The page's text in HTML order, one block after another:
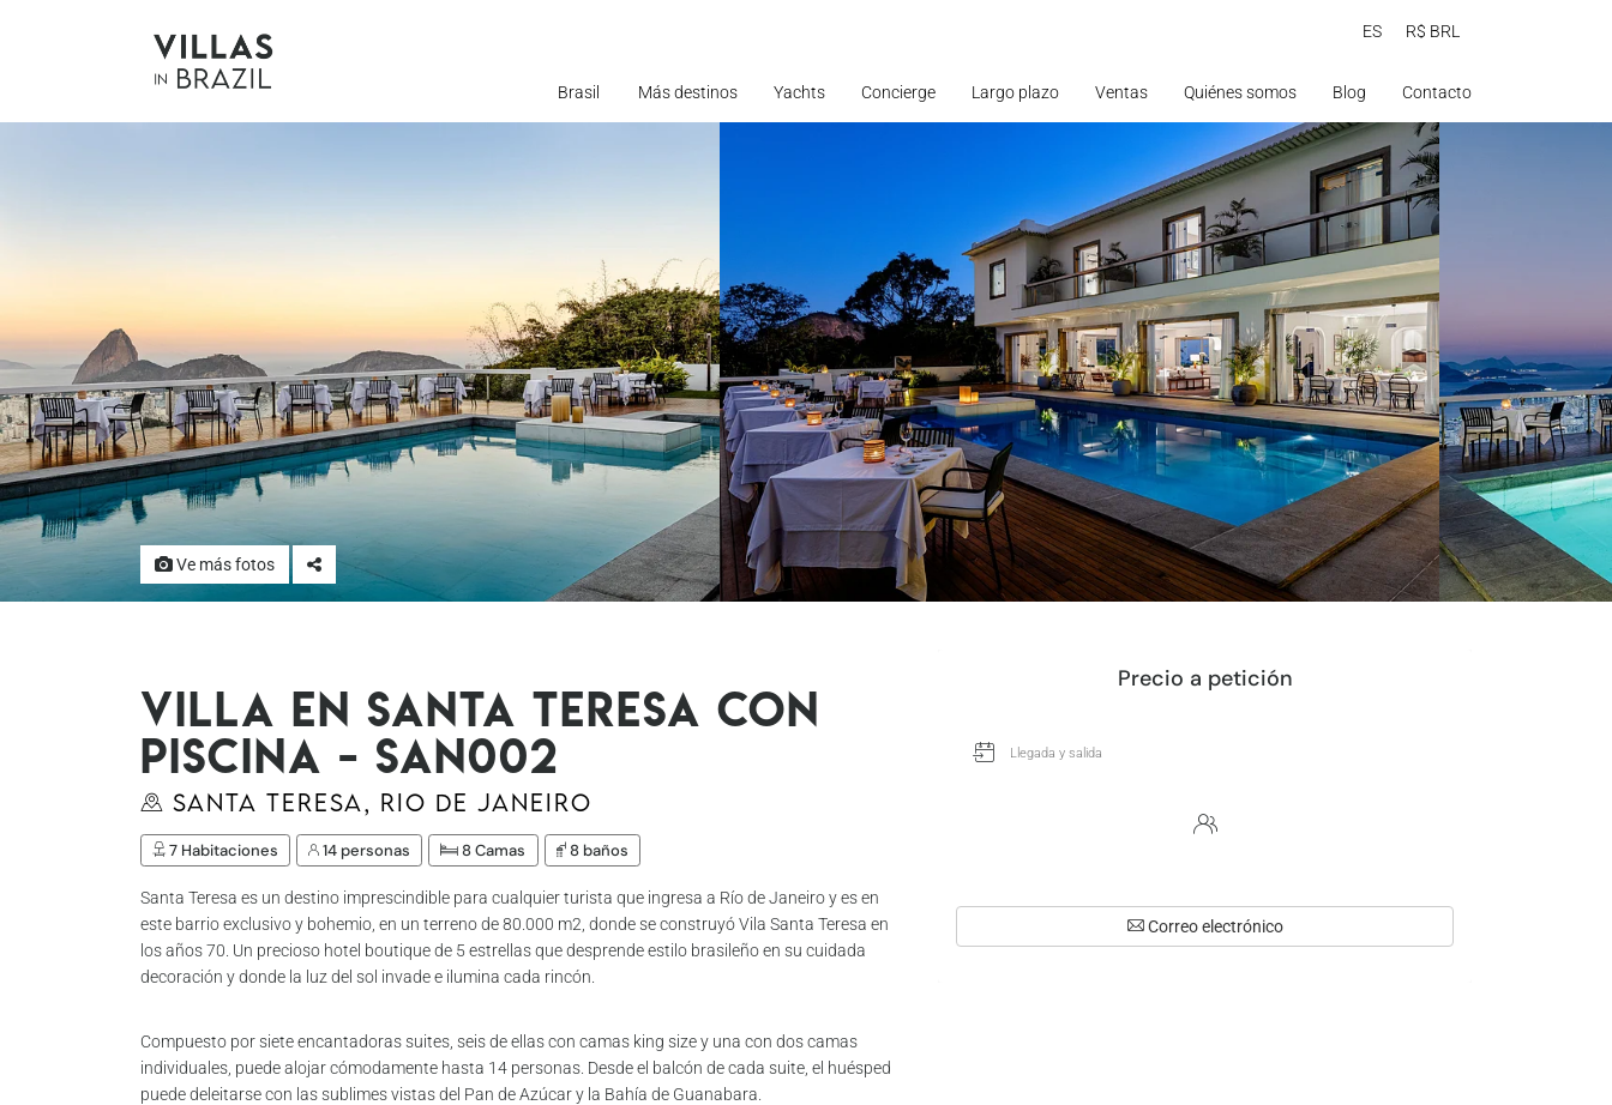
ES R$ BRL
Brasil Más destinos Yachts Concierge Largo plazo Ventas Quiénes somos Blog Contacto
Ve más fotos
Villa en Santa Teresa con
piscina - San002
Santa Teresa, Rio de Janeiro
7 Habitaciones 14 personas 8 Camas 8 baños
Santa Teresa es un destino imprescindible para cualquier turista que ingresa a Río de Janeiro y es en
este barrio exclusivo y bohemio, en un terreno de 80.000 m2, donde se construyó Vila Santa Teresa en
los años 70. Un precioso hotel boutique de 5 estrellas que desprende estilo brasileño en su cuidada
decoración y donde la luz del sol invade e ilumina cada rincón.
Compuesto por siete encantadoras suites, seis de ellas con camas king size y una con dos camas
individuales, puede alojar cómodamente hasta 14 personas. Desde el balcón de cada suite, el huésped
puede deleitarse con las sublimes vistas del Pan de Azúcar y la Bahía de Guanabara.
Precio a petición
Correo electrónico